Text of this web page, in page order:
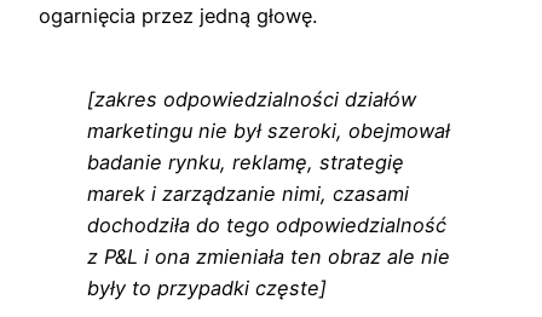
ogarnięcia przez jedną głowę.
[zakres odpowiedzialności działów
marketingu nie był szeroki, obejmował
badanie rynku, reklamę, strategię
marek i zarządzanie nimi, czasami
dochodziła do tego odpowiedzialność
z P&L i ona zmieniała ten obraz ale nie
były to przypadki częste]